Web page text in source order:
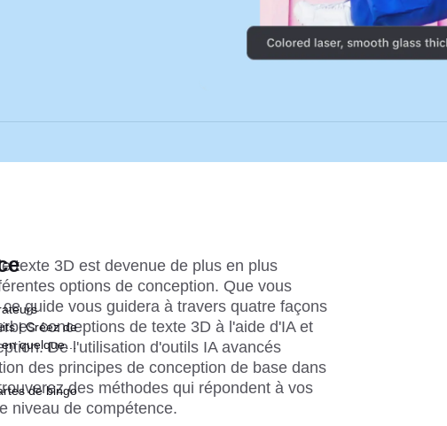
texte 3D est devenue de plus en plus
options de conception. Que vous
guide vous guidera à travers quatre façons
conceptions de texte 3D à l'aide d'IA et
De l'utilisation d'outils IA avancés
des principes de conception de base dans
des méthodes qui répondent à vos
niveau de compétence.
| Créez de
quelques
de bingo